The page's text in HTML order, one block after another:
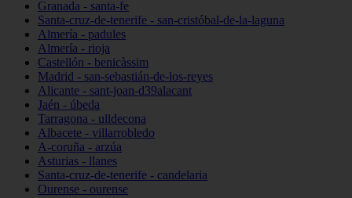
Granada - santa-fe
Santa-cruz-de-tenerife - san-cristóbal-de-la-laguna
Almería - padules
Almería - rioja
Castellón - benicàssim
Madrid - san-sebastián-de-los-reyes
Alicante - sant-joan-d39alacant
Jaén - úbeda
Tarragona - ulldecona
Albacete - villarrobledo
A-coruña - arzúa
Asturias - llanes
Santa-cruz-de-tenerife - candelaria
Ourense - ourense